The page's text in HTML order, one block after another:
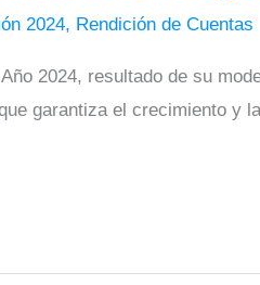
2024, Rendición de Cuentas
2024, resultado de su
garantiza el crecimiento y